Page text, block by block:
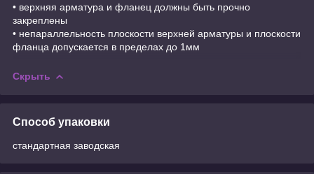
• верхняя арматура и фланец должны быть прочно
закреплены
• непараллельность плоскости верхней арматуры и плоскости
фланца допускается в пределах до 1мм
Скрыть
Способ упаковки
стандартная заводская